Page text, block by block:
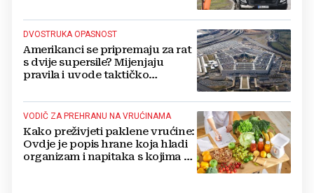
DVOSTRUKA OPASNOST
Amerikanci se pripremaju za rat
s dvije supersile? Mijenjaju
pravila i uvode taktičko
VODIČ ZA PREHRANU NA VRUĆINAMA
Kako preživjeti paklene vrućine:
Ovdje je popis hrane koja hladi
organizam i napitaka s kojima si